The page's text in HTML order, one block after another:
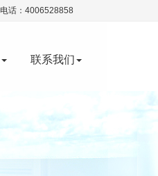
电话：4006528858
联系我们